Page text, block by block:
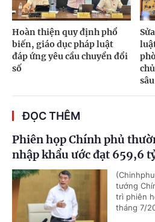
Hoàn thiện quy định phổ
biến, giáo dục pháp luật
đáp ứng yêu cầu chuyển đổi
số
ĐỌC THÊM
Phiên họp Chính phủ
nhập khẩu ước đạt 659,6
tướng
trì phiên
tháng 7/